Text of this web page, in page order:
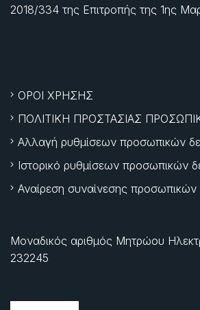
2018/334 της Επιτροπής της 1ης
ΟΡΟΙ ΧΡΗΣΗΣ
ΠΟΛΙΤΙΚΗ ΠΡΟΣΤΑΣΙΑΣ
Αλλαγή ρυθμίσεων προσωπικών
Ιστορικό ρυθμίσεων προσωπικών
Αναίρεση συναίνεσης
Μοναδικός αριθμός Μητρώου
232245